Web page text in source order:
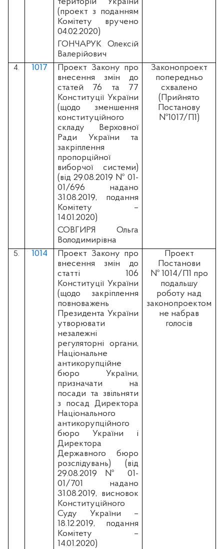
(проект з поданням
Комітету вручено
04.02.2020)
ГОНЧАРУК Олексій
Валерійович
4. 1017
Проект Закону про
внесення змін до
статей 76 та 77
Конституції України
(щодо зменшення
конституційного
складу Верховної
Ради України та
закріплення
пропорційної
виборчої системи)
(вiд 29.08.2019 № 01-
01/696 надано
31.08.2019, подання
Комітету –
14.01.2020)
СОВГИРЯ Ольга
Володимирівна
Законопроект
попередньо
схвалено
(Прийнято
Постанову
№1017/П1)
5. 1014
Проект Закону про
внесення змін до
статті 106
Конституції України
(щодо закріплення
повноважень
Президента України
утворювати
незалежні
регуляторні органи,
Національне
антикорупційне
бюро України,
призначати на
посади та звільняти
з посад Директора
Національного
антикорупційного
бюро України і
Директора
Державного бюро
розслідувань) (вiд
29.08.2019 № 01-
01/701 надано
31.08.2019, висновок
Конституційного
Суду України –
18.12.2019, подання
Комітету –
14.01.2020)
Проект
Постанови
№ 1014/П1 про
подальшу
роботу над
законопроектом
не набрав
голосів